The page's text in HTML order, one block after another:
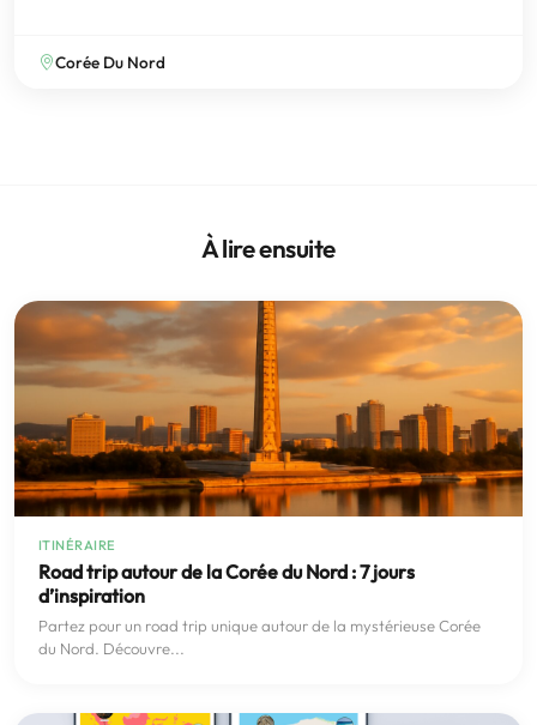
Corée Du Nord
À lire ensuite
ITINÉRAIRE
Road trip autour de la Corée du Nord : 7 jours
d’inspiration
Partez pour un road trip unique autour de la mystérieuse Corée
du Nord. Découvre...